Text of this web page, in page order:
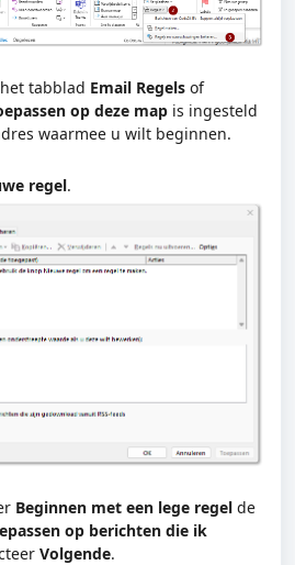
tabblad Email Regels of
op deze map is ingesteld
waarmee u wilt beginnen.
regel.
Beginnen met een lege regel de
op berichten die ik
Volgende.